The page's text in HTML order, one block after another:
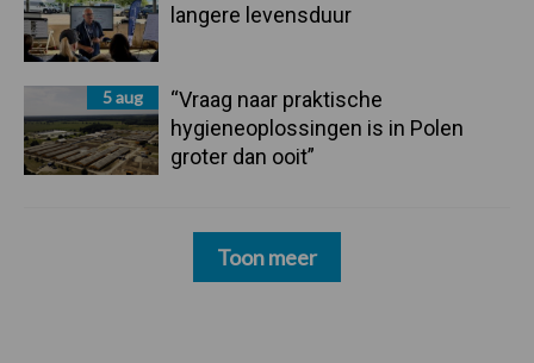
langere levensduur
5 aug
“Vraag naar praktische
hygieneoplossingen is in Polen
groter dan ooit”
Toon meer